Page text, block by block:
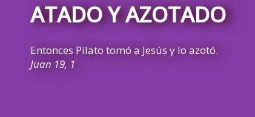
ATADO Y AZOTADO
Entonces Pilato tomó a Jesús y lo azotó.
Juan 19, 1